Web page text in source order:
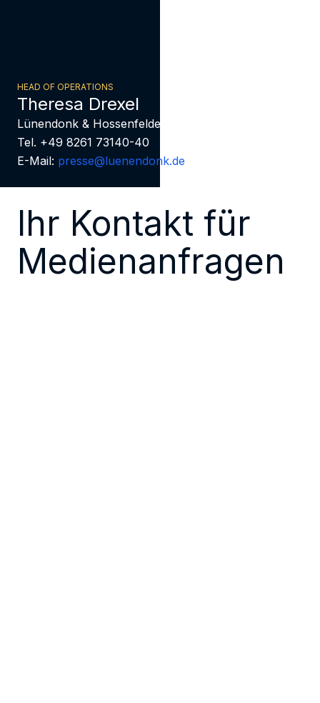
HEAD OF OPERATIONS
Theresa Drexel
Lünendonk & Hossenfelder
Tel. +49 8261 73140-40
E-Mail: presse@luenendonk.de
Ihr Kontakt für
Medienanfragen